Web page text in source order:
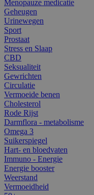
Menopauze medicatie
Geheugen
Urinewegen
Sport
Prostaat
Stress en Slaap
CBD
Seksualiteit
Gewrichten
Circulatie
Vermoeide benen
Cholesterol
Rode Rijst
Darmflora - metabolisme
Omega 3
Suikerspiegel
Hart- en bloedvaten
Immuno - Energie
Energie booster
Weerstand
Vermoeidheid